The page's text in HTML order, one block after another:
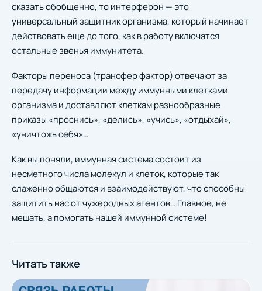
сказать обобщенно, то интерферон — это
универсальный защитник организма, который начинает
действовать еще до того, как в работу включатся
остальные звенья иммунитета.
Факторы переноса (трансфер фактор) отвечают за
передачу информации между иммунными клетками
организма и доставляют клеткам разнообразные
приказы «проснись», «делись», «учись», «отдыхай»,
«уничтожь себя»…
Как вы поняли, иммунная система состоит из
несметного числа молекул и клеток, которые так
слаженно общаются и взаимодействуют, что способны
защитить нас от чужеродных агентов… Главное, не
мешать, а помогать нашей иммунной системе!
Читать также